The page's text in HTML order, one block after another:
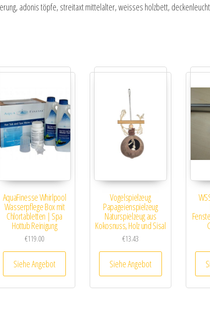
adonis töpfe, streitaxt mittelalter, weisses holzbett,
AquaFinesse Whirlpool
Wasserpflege Box mit
Chlortabletten | Spa
Hottub Reinigung
€119.00
Siehe Angebot
Vogelspielzeug
Papageienspielzeug
Naturspielzeug aus
Kokosnuss, Holz und Sisal
€13.43
Siehe Angebot